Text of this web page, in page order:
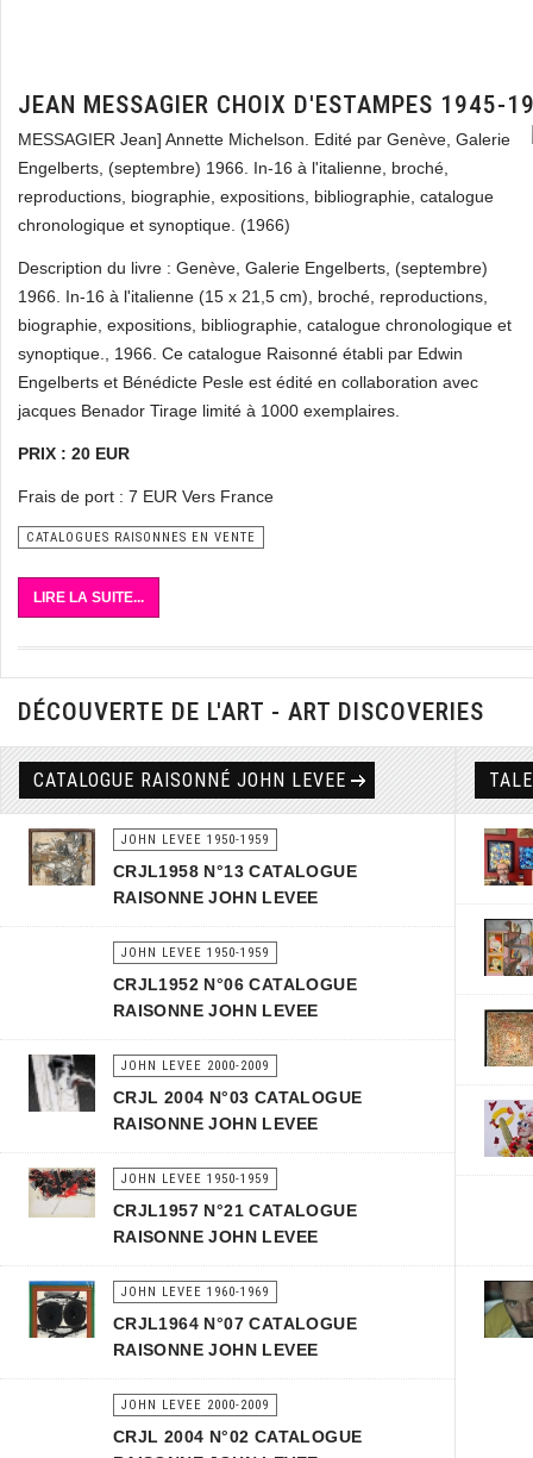
JEAN MESSAGIER CHOIX D'ESTAMPES 1945-
MESSAGIER Jean] Annette Michelson. Edité par Genève, Galerie
Engelberts, (septembre) 1966. In-16 à l'italienne, broché,
reproductions, biographie, expositions, bibliographie, catalogue
chronologique et synoptique. (1966)
Description du livre : Genève, Galerie Engelberts, (septembre)
1966. In-16 à l'italienne (15 x 21,5 cm), broché, reproductions,
biographie, expositions, bibliographie, catalogue chronologique et
synoptique., 1966. Ce catalogue Raisonné établi par Edwin
Engelberts et Bénédicte Pesle est édité en collaboration avec
jacques Benador Tirage limité à 1000 exemplaires.
PRIX : 20 EUR
Frais de port : 7 EUR Vers France
CATALOGUES RAISONNES EN VENTE
LIRE LA SUITE...
DÉCOUVERTE DE L'ART - ART DISCOVERIES
CATALOGUE RAISONNÉ JOHN LEVEE
JOHN LEVEE 1950-1959
CRJL1958 N°13 CATALOGUE
RAISONNE JOHN LEVEE
JOHN LEVEE 1950-1959
CRJL1952 N°06 CATALOGUE
RAISONNE JOHN LEVEE
JOHN LEVEE 2000-2009
CRJL 2004 N°03 CATALOGUE
RAISONNE JOHN LEVEE
JOHN LEVEE 1950-1959
CRJL1957 N°21 CATALOGUE
RAISONNE JOHN LEVEE
JOHN LEVEE 1960-1969
CRJL1964 N°07 CATALOGUE
RAISONNE JOHN LEVEE
JOHN LEVEE 2000-2009
CRJL 2004 N°02 CATALOGUE